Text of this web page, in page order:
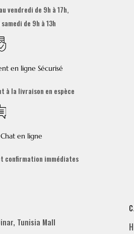
vendredi de 9h à 17h,
de 9h à 13h
en ligne Sécurisé
à la livraison en espèce
Chat en ligne
confirmation immédiates
Tunisia Mall